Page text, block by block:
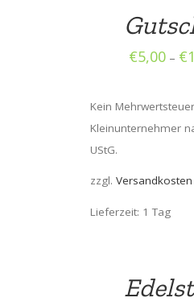
€5,00 – €
Kein
Kleinunternehmer
UStG.
zzgl. Versandkosten
Lieferzeit: 1 Tag